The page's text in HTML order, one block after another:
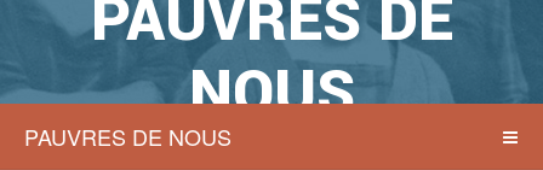
PAUVRES DE
NOUS
Actions sociales à Namur hier et
PAUVRES DE NOUS